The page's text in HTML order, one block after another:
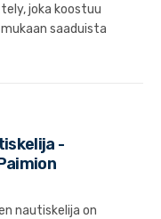
joka koostuu
saaduista
-
nautiskelija on